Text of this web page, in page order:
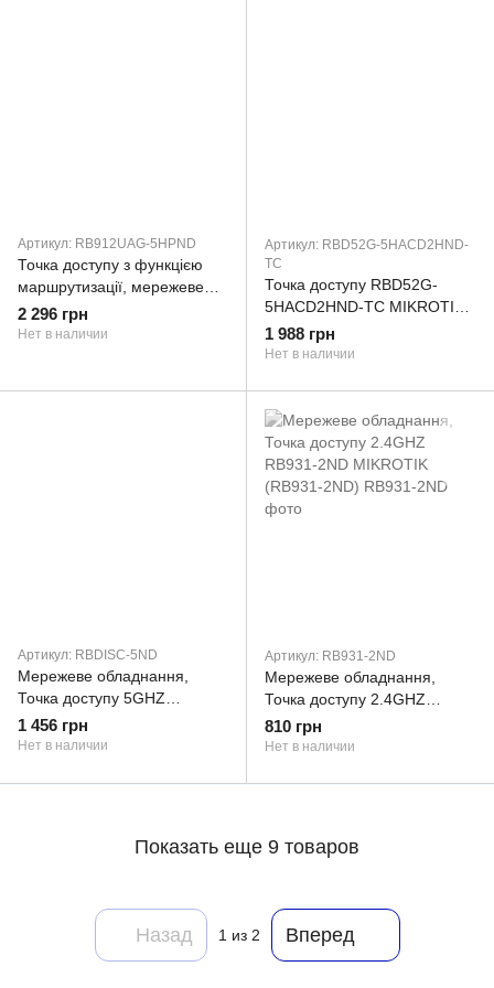
Артикул: RB912UAG-5HPND
Точка доступу з функцією
маршрутизації, мережеве
обладнання BOARD 1000M
RB912UAG-5HPND
2 296 грн
Нет в наличии
Артикул: RBD52G-5HACD2HND-
TC
Точка доступу RBD52G-
5HACD2HND-TC MIKROTIK
(RBD52G-5HACD2HND-TC)
1 988 грн
Нет в наличии
Артикул: RBDISC-5ND
Мережеве обладнання,
Точка доступу 5GHZ
RBDISC-5ND MIKROTIK
(RBDISC-5ND)
1 456 грн
Нет в наличии
Артикул: RB931-2ND
Мережеве обладнання,
Точка доступу 2.4GHZ
RB931-2ND MIKROTIK
(RB931-2ND)
810 грн
Нет в наличии
Показать еще 9 товаров
Назад 1 из 2 Вперед